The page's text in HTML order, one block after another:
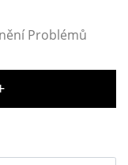
Problémů